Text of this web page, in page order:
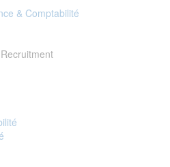
& Comptabilité